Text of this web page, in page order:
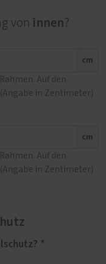
von innen?
cm
Auf den
in Zentimeter)
cm
Auf den
in Zentimeter)
*